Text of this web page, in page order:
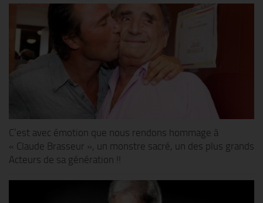
C’est avec émotion que nous rendons hommage à
« Claude Brasseur », un monstre sacré, un des plus grands
Acteurs de sa génération !!